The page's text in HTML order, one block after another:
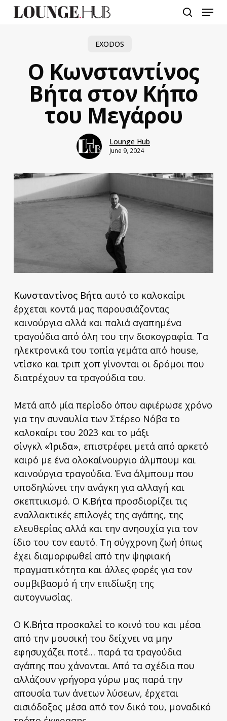
Menu
EXODOS
Ο Κωνσταντίνος
Βήτα στον Κήπο
του Μεγάρου
Lounge Hub
June 9, 2024
Κωνσταντίνος Βήτα αυτό το καλοκαίρι
έρχεται κοντά μας παρουσιάζοντας
καινούργια αλλά και παλιά αγαπημένα
τραγούδια από όλη του την δισκογραφία. Τα
ηλεκτρονικά του τοπία γεμάτα από house,
ντίσκο και τριπ χοπ γίνονται οι δρόμοι που
διατρέχουν τα τραγούδια του.
Μετά από μία περίοδο όπου αφιέρωσε χρόνο
για την συναυλία των Στέρεο Νόβα το
καλοκαίρι του 2023 και το μάξι
σίνγκλ «Ίριδα», επιστρέφει μετά από αρκετό
καιρό με ένα ολοκαίνουργιο άλμπουμ και
καινούργια τραγούδια. Ένα άλμπουμ που
υποδηλώνει την ανάγκη για αλλαγή και
σκεπτικισμό. Ο Κ.Βήτα προσδιορίζει τις
εναλλακτικές επιλογές της αγάπης, της
ελευθερίας αλλά και την ανησυχία για τον
ίδιο του τον εαυτό. Τη σύγχρονη ζωή όπως
έχει διαμορφωθεί από την ψηφιακή
πραγματικότητα και άλλες φορές για τον
συμβιβασμό ή την επιδίωξη της
αυτογνωσίας.
Ο Κ.Βήτα προσκαλεί το κοινό του και μέσα
από την μουσική του δείχνει να μην
εφησυχάζει ποτέ… παρά τα τραγούδια
αγάπης που χάνονται. Από τα σχέδια που
αλλάζουν γρήγορα γύρω μας παρά την
απουσία των άνετων λύσεων, έρχεται
αισιόδοξος μέσα από τον δικό του, μοναδικό